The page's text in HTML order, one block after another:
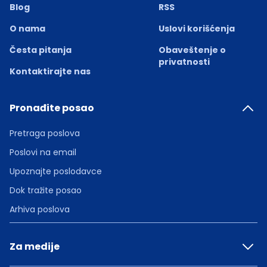
Blog
O nama
Česta pitanja
Kontaktirajte nas
RSS
Uslovi korišćenja
Obaveštenje o
privatnosti
Pronađite posao
Pretraga poslova
Poslovi na email
Upoznajte poslodavce
Dok tražite posao
Arhiva poslova
Za medije